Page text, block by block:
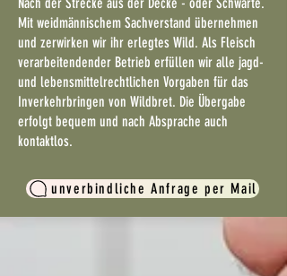
Mit weidmännischem Sachverstand übernehmen
und zerwirken wir ihr erlegtes Wild. Als Fleisch
verarbeitendender Betrieb erfüllen wir alle jagd-
und lebensmittelrechtlichen Vorgaben für das
Inverkehrbringen von Wildbret. Die Übergabe
erfolgt bequem und nach Absprache auch
kontaktlos.
unverbindliche Anfrage per Mail